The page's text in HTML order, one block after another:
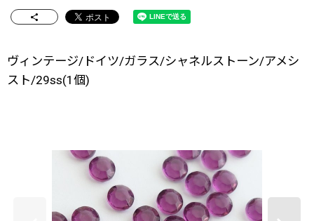
ヴィンテージ/ドイツ/ガラス/シャネルストーン/アメシ
スト/29ss(1個)